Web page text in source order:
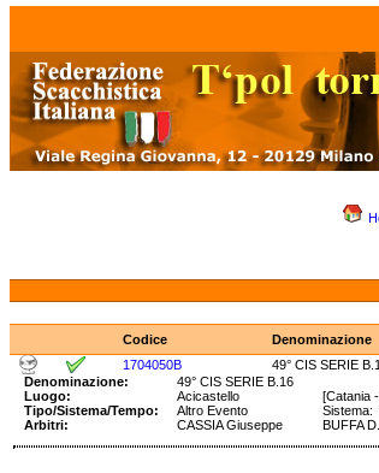
Codice Denominazione
1704050B
49° CIS SERIE
Denominazione:
49° CIS SERIE B.16
Luogo:
Acicastello
[Catania
Tipo/Sistema/Tempo:
Altro Evento
Arbitri:
CASSIA Giuseppe BUFFA